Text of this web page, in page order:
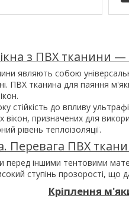
з ПВХ тканини —
являють собою
ПВХ тканина для паяння
стійкість до впливу
призначених для
рівень теплоізоляції.
Перевага ПВХ
іншими тентовими
ступінь прозорості, що
Кріплення